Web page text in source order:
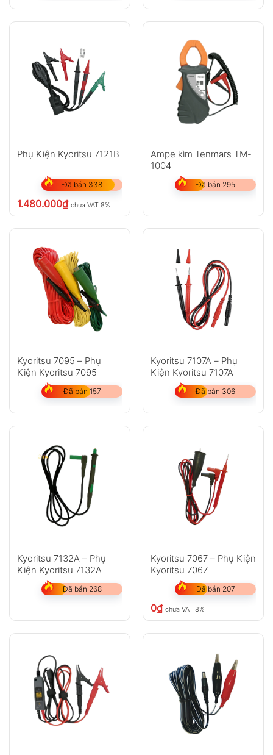
Phụ Kiện Kyoritsu 7121B
Đã bán 338
1.480.000₫ chưa VAT 8%
Ampe kìm Tenmars TM-
1004
Đã bán 295
Kyoritsu 7095 – Phụ
Kiện Kyoritsu 7095
Đã bán 157
Kyoritsu 7107A – Phụ
Kiện Kyoritsu 7107A
Đã bán 306
Kyoritsu 7132A – Phụ
Kiện Kyoritsu 7132A
Đã bán 268
Kyoritsu 7067 – Phụ Kiện
Kyoritsu 7067
Đã bán 207
0₫ chưa VAT 8%